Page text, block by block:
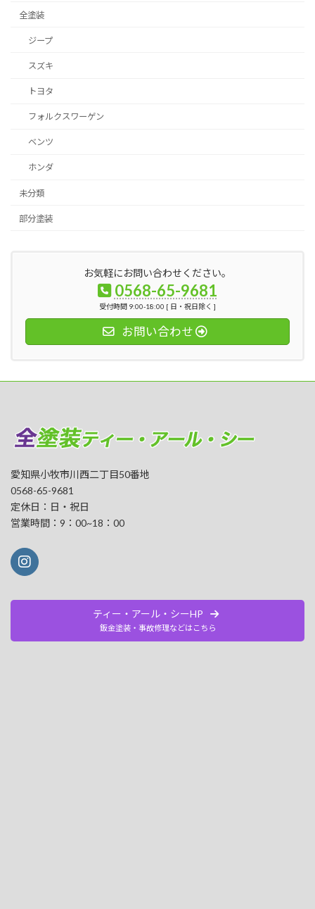
全塗装
ジープ
スズキ
トヨタ
フォルクスワーゲン
ベンツ
ホンダ
未分類
部分塗装
お気軽にお問い合わせください。
0568-65-9681
受付時間 9:00-18:00 [ 日・祝日除く ]
お問い合わせ
愛知県小牧市川西二丁目50番地
0568-65-9681
定休日：日・祝日
営業時間：9：00~18：00
ティー・アール・シーHP
鈑金塗装・事故修理などはこちら